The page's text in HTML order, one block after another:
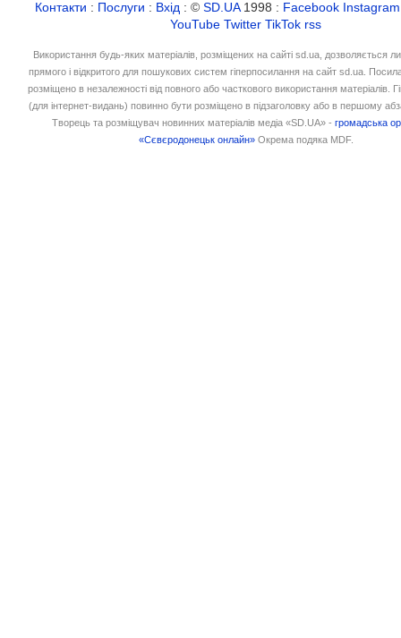
Контакти : Послуги : Вхід : ©SD.UA1998 : Facebook Instagram
YouTube Twitter TikTok rss
Використання будь-яких матеріалів, розміщених на сайті sd.ua, дозволяється
прямого і відкритого для пошукових систем гіперпосилання на сайт sd.ua.
розміщено в незалежності від повного або часткового використання матеріалів.
(для інтернет-видань) повинно бути розміщено в підзаголовку або в першому
Творець та розміщувач новинних матеріалів медіа «SD.UA» -громадська
«Сєвєродонецьк онлайн» Окрема подяка MDF.